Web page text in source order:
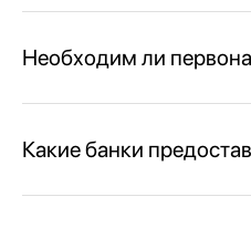
Необходим ли
Какие банки